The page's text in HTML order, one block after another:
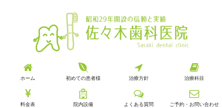
ホーム 初めての患者様 治療方針 治療科目
料金表 院内設備 よくある質問 ご予約・お問い合わせ